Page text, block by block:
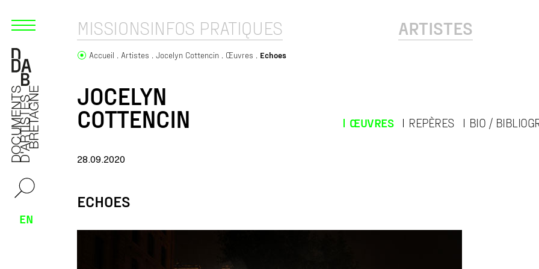
EN
MISSIONSINFOS PRATIQUES ARTISTES
Accueil Artistes Jocelyn Cottencin Œuvres Echoes
JOCELYN
COTTENCIN ŒUVRES REPÈRES BIO /
28.09.2020
ECHOES